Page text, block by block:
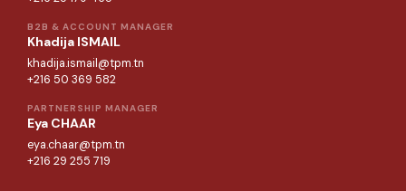
B2B & ACCOUNT MANAGER
Khadija ISMAIL
khadija.ismail@tpm.tn
+216 50 369 582
PARTNERSHIP MANAGER
Eya CHAAR
eya.chaar@tpm.tn
+216 29 255 719